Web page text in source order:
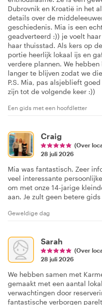
Dubrovnik en Kroatië in het
details over de
geschiedenis. Mia is een
geadverteerd :)) je voelt
haar thuisstad. Als kers op
portie heerlijk lokaal ijs en
verdere plannen. We
langer te blijven zodat we
P.S. Mia, pas alsjeblieft
zijn tot de volgende keer :))
Een gids met een hoofdletter
Craig
(Over
28 juli 2026
Mia was fantastisch. Zeer
veel interessante
om met onze 14-jarige
aan. Je zult geen betere
Geweldige dag
Sarah
(Over
28 juli 2026
We hebben samen met
gemaakt met een aantal
verwachtingen door
fantastische verborgen